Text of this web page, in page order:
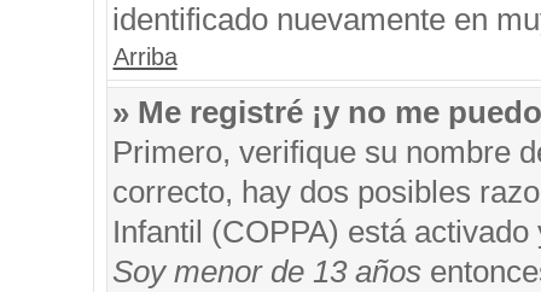
identificado nuevamente en
Arriba
» Me registré ¡y no me
Primero, verifique su nombre
correcto, hay dos posibles
Infantil (COPPA) está
Soy menor de 13 años